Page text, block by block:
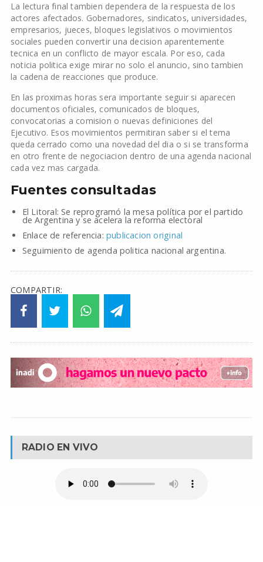
La lectura final tambien dependera de la respuesta de los
actores afectados. Gobernadores, sindicatos, universidades,
empresarios, jueces, bloques legislativos o movimientos
sociales pueden convertir una decision aparentemente
tecnica en un conflicto de mayor escala. Por eso, cada
noticia politica exige mirar no solo el anuncio, sino tambien
la cadena de reacciones que produce.
En las proximas horas sera importante seguir si aparecen
documentos oficiales, comunicados de bloques,
convocatorias a comision o nuevas definiciones del
Ejecutivo. Esos movimientos permitiran saber si el tema
queda cerrado como una novedad del dia o si se transforma
en otro frente de negociacion dentro de una agenda nacional
cada vez mas cargada.
Fuentes consultadas
El Litoral: Se reprogramó la mesa política por el partido
de Argentina y se acelera la reforma electoral
Enlace de referencia: publicacion original
Seguimiento de agenda politica nacional argentina.
COMPARTIR:
RADIO EN VIVO